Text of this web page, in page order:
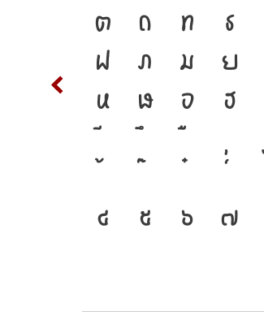
ง คือ
ต
ถ ท ธ
ฟ
ภ ม ย
ห
ฬ อ ฮ
๔
๕ ๖ ๗